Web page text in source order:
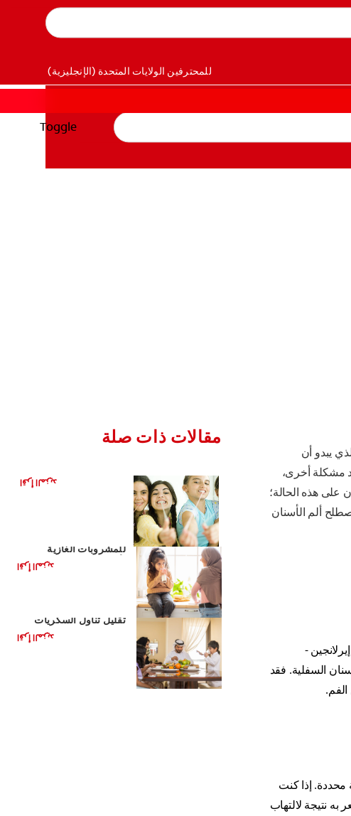
للمحترفين الولايات المتحدة (الإنجليزية)
Toggle
يبدو أن
مشكلة أخرى،
على هذه الحالة؛
ألم الأسنان
-
السفلية. فقد
محددة. إذا كنت
نتيجة لالتهاب
مقالات ذات صلة
اقرأ المزيد
للمشروبات الغازية
اقرأ المزيد
تقليل تناول السكريات
اقرأ المزيد